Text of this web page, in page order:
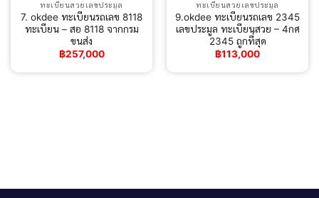
ทะเบียนสวยเลขประมูล
7. okdee ทะเบียนรถเลข 8118
ทะเบียน – สอ 8118 จากกรม
ขนส่ง
฿257,000
ทะเบียนสวยเลขประมูล
9.okdee ทะเบียนรถเลข 2345
เลขประมูล ทะเบียนสวย – 4กศ
2345 ถูกที่สุด
฿113,000